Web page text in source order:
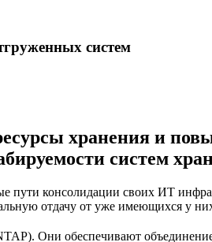
систем
хранения и
систем
консолидации своих ИТ
отдачу от уже имеющихся у
Они обеспечивают